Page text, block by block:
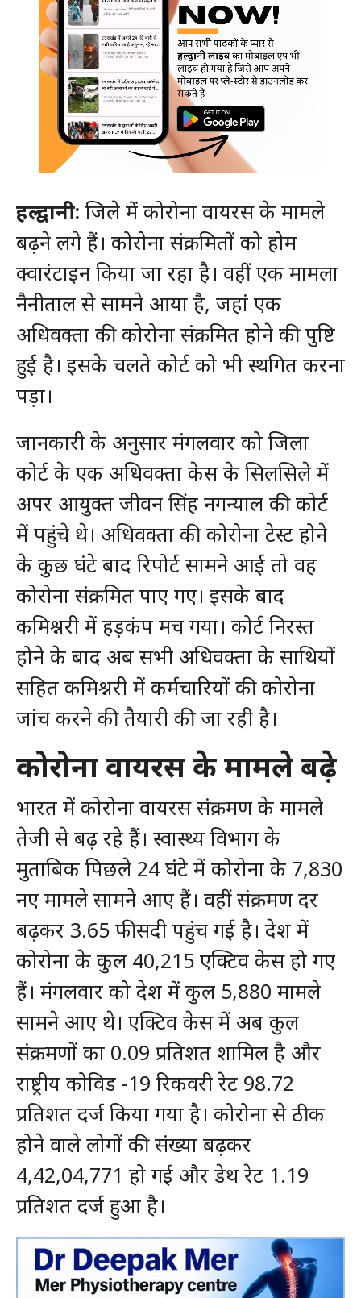
हल्द्वानी: जिले में कोरोना वायरस के मामले
बढ़ने लगे हैं। कोरोना संक्रमितों को होम
क्वारंटाइन किया जा रहा है। वहीं एक मामला
नैनीताल से सामने आया है, जहां एक
अधिवक्ता की कोरोना संक्रमित होने की पुष्टि
हुई है। इसके चलते कोर्ट को भी स्थगित करना
पड़ा।
जानकारी के अनुसार मंगलवार को जिला
कोर्ट के एक अधिवक्ता केस के सिलसिले में
अपर आयुक्त जीवन सिंह नगन्याल की कोर्ट
में पहुंचे थे। अधिवक्ता की कोरोना टेस्ट होने
के कुछ घंटे बाद रिपोर्ट सामने आई तो वह
कोरोना संक्रमित पाए गए। इसके बाद
कमिश्नरी में हड़कंप मच गया। कोर्ट निरस्त
होने के बाद अब सभी अधिवक्ता के साथियों
सहित कमिश्नरी में कर्मचारियों की कोरोना
जांच करने की तैयारी की जा रही है।
कोरोना वायरस के मामले बढ़े
भारत में कोरोना वायरस संक्रमण के मामले
तेजी से बढ़ रहे हैं। स्वास्थ्य विभाग के
मुताबिक पिछले 24 घंटे में कोरोना के 7,830
नए मामले सामने आए हैं। वहीं संक्रमण दर
बढ़कर 3.65 फीसदी पहुंच गई है। देश में
कोरोना के कुल 40,215 एक्टिव केस हो गए
हैं। मंगलवार को देश में कुल 5,880 मामले
सामने आए थे। एक्टिव केस में अब कुल
संक्रमणों का 0.09 प्रतिशत शामिल है और
राष्ट्रीय कोविड -19 रिकवरी रेट 98.72
प्रतिशत दर्ज किया गया है। कोरोना से ठीक
होने वाले लोगों की संख्या बढ़कर
4,42,04,771 हो गई और डेथ रेट 1.19
प्रतिशत दर्ज हुआ है।